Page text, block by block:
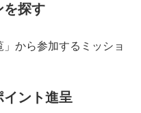
を探す
から参加するミッショ
イント進呈